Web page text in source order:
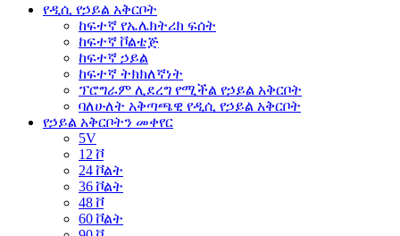
የዲሲ የኃይል አቅርቦት
ከፍተኛ የኤሌክትሪክ ፍሰት
ከፍተኛ ቮልቴጅ
ከፍተኛ ኃይል
ከፍተኛ ትክክለኛነት
ፕሮግራም ሊደረግ የሚችል የኃይል አቅርቦት
ባለሁለት አቅጣጫዊ የዲሲ የኃይል አቅርቦት
የኃይል አቅርቦትን መቀየር
5V
12 ቮ
24 ቮልት
36 ቮልት
48 ቮ
60 ቮልት